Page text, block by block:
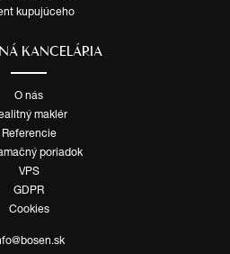
kupujúceho
KANCELÁRIA
O nás
maklér
Referencie
poriadok
VPS
GDPR
Cookies